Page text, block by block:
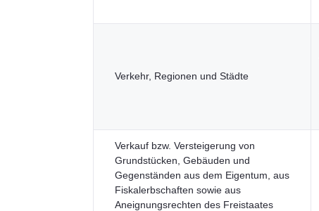
Verkehr, Regionen und Städte
Verkauf bzw. Versteigerung von
Grundstücken, Gebäuden und
Gegenständen aus dem Eigentum, aus
Fiskalerbschaften sowie aus
Aneignungsrechten des Freistaates